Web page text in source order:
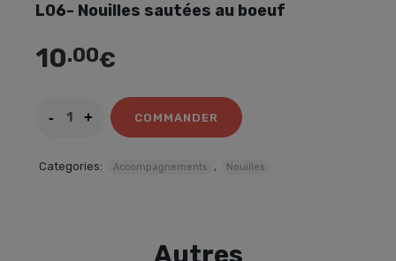
L06- Nouilles sautées au boeuf
10.00€
COMMANDER
Categories: Accompagnements , Nouilles
Autres